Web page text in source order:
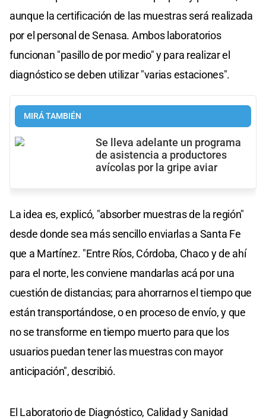
aunque la certificación de las muestras será realizada
por el personal de Senasa. Ambos laboratorios
funcionan "pasillo de por medio" y para realizar el
diagnóstico se deben utilizar "varias estaciones".
MIRÁ TAMBIÉN
Se lleva adelante un programa
de asistencia a productores
avícolas por la gripe aviar
La idea es, explicó, "absorber muestras de la región"
desde donde sea más sencillo enviarlas a Santa Fe
que a Martínez. "Entre Ríos, Córdoba, Chaco y de ahí
para el norte, les conviene mandarlas acá por una
cuestión de distancias; para ahorrarnos el tiempo que
están transportándose, o en proceso de envío, y que
no se transforme en tiempo muerto para que los
usuarios puedan tener las muestras con mayor
anticipación", describió.
El Laboratorio de Diagnóstico, Calidad y Sanidad